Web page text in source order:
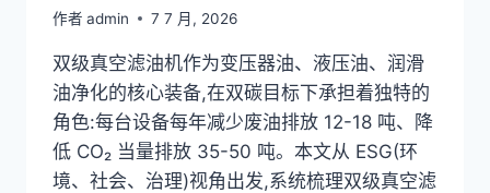
滤
机
配
套
实
战
作者 admin 7 7 月, 2026
双级真空滤油机作为变压器油、液压油、润滑
油净化的核心装备,在双碳目标下承担着独特的
角色:每台设备每年减少废油排放 12-18 吨、降
低 CO₂ 当量排放 35-50 吨。本文从 ESG(环
境、社会、治理)视角出发,系统梳理双级真空滤